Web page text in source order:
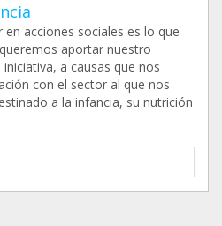
acciones sociales es lo que
aportar nuestro
a causas que nos
con el sector al que nos
a la infancia, su nutrición